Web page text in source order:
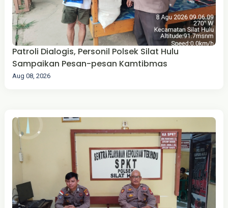
Patroli Dialogis, Personil Polsek Silat Hulu
Sampaikan Pesan-pesan Kamtibmas
Aug 08, 2026